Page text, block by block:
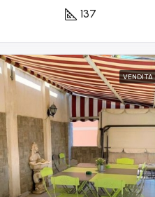
137
VENDITA